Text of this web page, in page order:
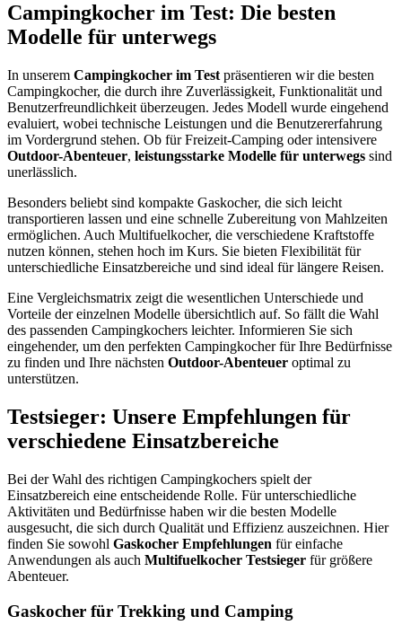
Campingkocher im Test: Die besten
Modelle für unterwegs
In unserem Campingkocher im Test präsentieren wir die besten
Campingkocher, die durch ihre Zuverlässigkeit, Funktionalität und
Benutzerfreundlichkeit überzeugen. Jedes Modell wurde eingehend
evaluiert, wobei technische Leistungen und die Benutzererfahrung
im Vordergrund stehen. Ob für Freizeit-Camping oder intensivere
Outdoor-Abenteuer, leistungsstarke Modelle für unterwegs sind
unerlässlich.
Besonders beliebt sind kompakte Gaskocher, die sich leicht
transportieren lassen und eine schnelle Zubereitung von Mahlzeiten
ermöglichen. Auch Multifuelkocher, die verschiedene Kraftstoffe
nutzen können, stehen hoch im Kurs. Sie bieten Flexibilität für
unterschiedliche Einsatzbereiche und sind ideal für längere Reisen.
Eine Vergleichsmatrix zeigt die wesentlichen Unterschiede und
Vorteile der einzelnen Modelle übersichtlich auf. So fällt die Wahl
des passenden Campingkochers leichter. Informieren Sie sich
eingehender, um den perfekten Campingkocher für Ihre Bedürfnisse
zu finden und Ihre nächsten Outdoor-Abenteuer optimal zu
unterstützen.
Testsieger: Unsere Empfehlungen für
verschiedene Einsatzbereiche
Bei der Wahl des richtigen Campingkochers spielt der
Einsatzbereich eine entscheidende Rolle. Für unterschiedliche
Aktivitäten und Bedürfnisse haben wir die besten Modelle
ausgesucht, die sich durch Qualität und Effizienz auszeichnen. Hier
finden Sie sowohl Gaskocher Empfehlungen für einfache
Anwendungen als auch Multifuelkocher Testsieger für größere
Abenteuer.
Gaskocher für Trekking und Camping